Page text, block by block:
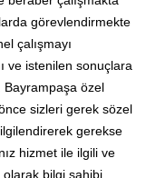
görevlendirmekte
çalışmayı
ve istenilen sonuçlara
Bayrampaşa özel
sizleri gerek sözel
gerekse
hizmet ile ilgili ve
olarak bilgi sahibi